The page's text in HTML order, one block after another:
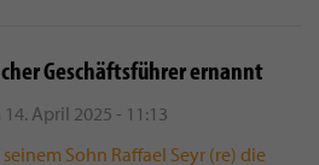
Geschäftsführer ernannt
14. April 2025 - 11:13